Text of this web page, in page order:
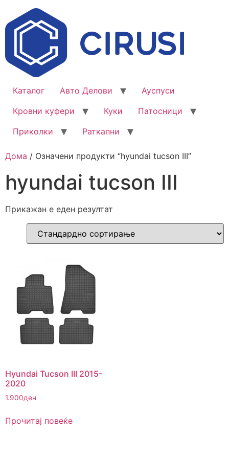
Каталог Авто Делови
Ауспуси
Кровни куфери
Куки
Патосници
Приколки
Раткапни
Дома / Означени продукти “hyundai tucson III”
hyundai tucson III
Прикажан е еден резултат
Hyundai Tucson III 2015-
2020
1.900ден
Прочитај повеќе